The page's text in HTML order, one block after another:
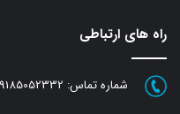
راه های ارتباطی
شماره تماس: